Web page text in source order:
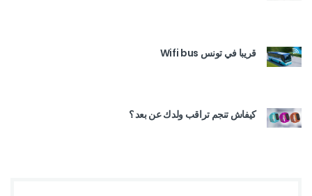
قريبا في تونس Wifi bus
كيفاش تنجم تراقب ولدك عن بعد ؟